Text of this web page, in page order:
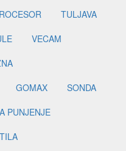
TULJAVA
VECAM
GOMAX
SONDA
PUNJENJE